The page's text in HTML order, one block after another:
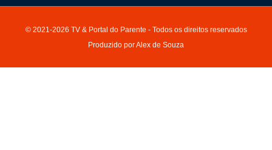
© 2021-2026 TV & Portal do Parente - Todos os direitos reservados
Produzido por Alex de Souza